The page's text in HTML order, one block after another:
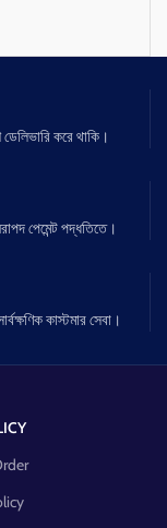
করে থাকি।
পেমেন্ট পদ্ধতিতে।
কাস্টমার সেবা।